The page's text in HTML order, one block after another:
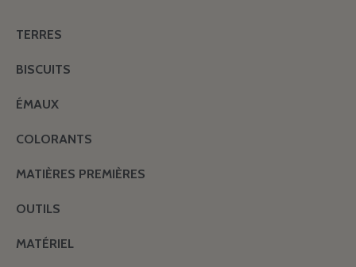
TERRES
BISCUITS
ÉMAUX
COLORANTS
MATIÈRES PREMIÈRES
OUTILS
MATÉRIEL